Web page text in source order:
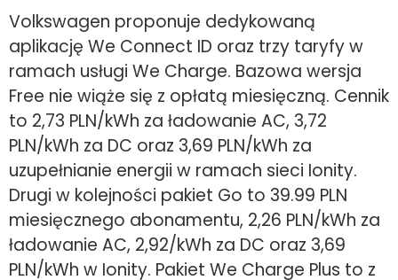
Volkswagen proponuje dedykowaną
aplikację We Connect ID oraz trzy taryfy w
ramach usługi We Charge. Bazowa wersja
Free nie wiąże się z opłatą miesięczną. Cennik
to 2,73 PLN/kWh za ładowanie AC, 3,72
PLN/kWh za DC oraz 3,69 PLN/kWh za
uzupełnianie energii w ramach sieci Ionity.
Drugi w kolejności pakiet Go to 39.99 PLN
miesięcznego abonamentu, 2,26 PLN/kWh za
ładowanie AC, 2,92/kWh za DC oraz 3,69
PLN/kWh w Ionity. Pakiet We Charge Plus to z